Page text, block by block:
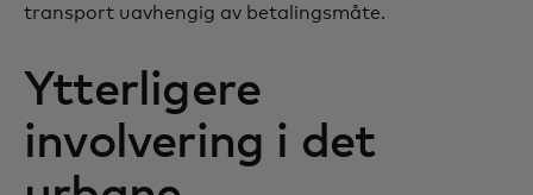
transport uavhengig av betalingsmåte.
Ytterligere
involvering i det